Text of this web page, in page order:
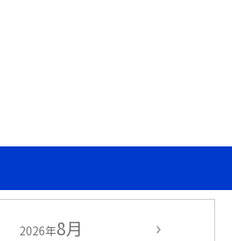
2026年8月